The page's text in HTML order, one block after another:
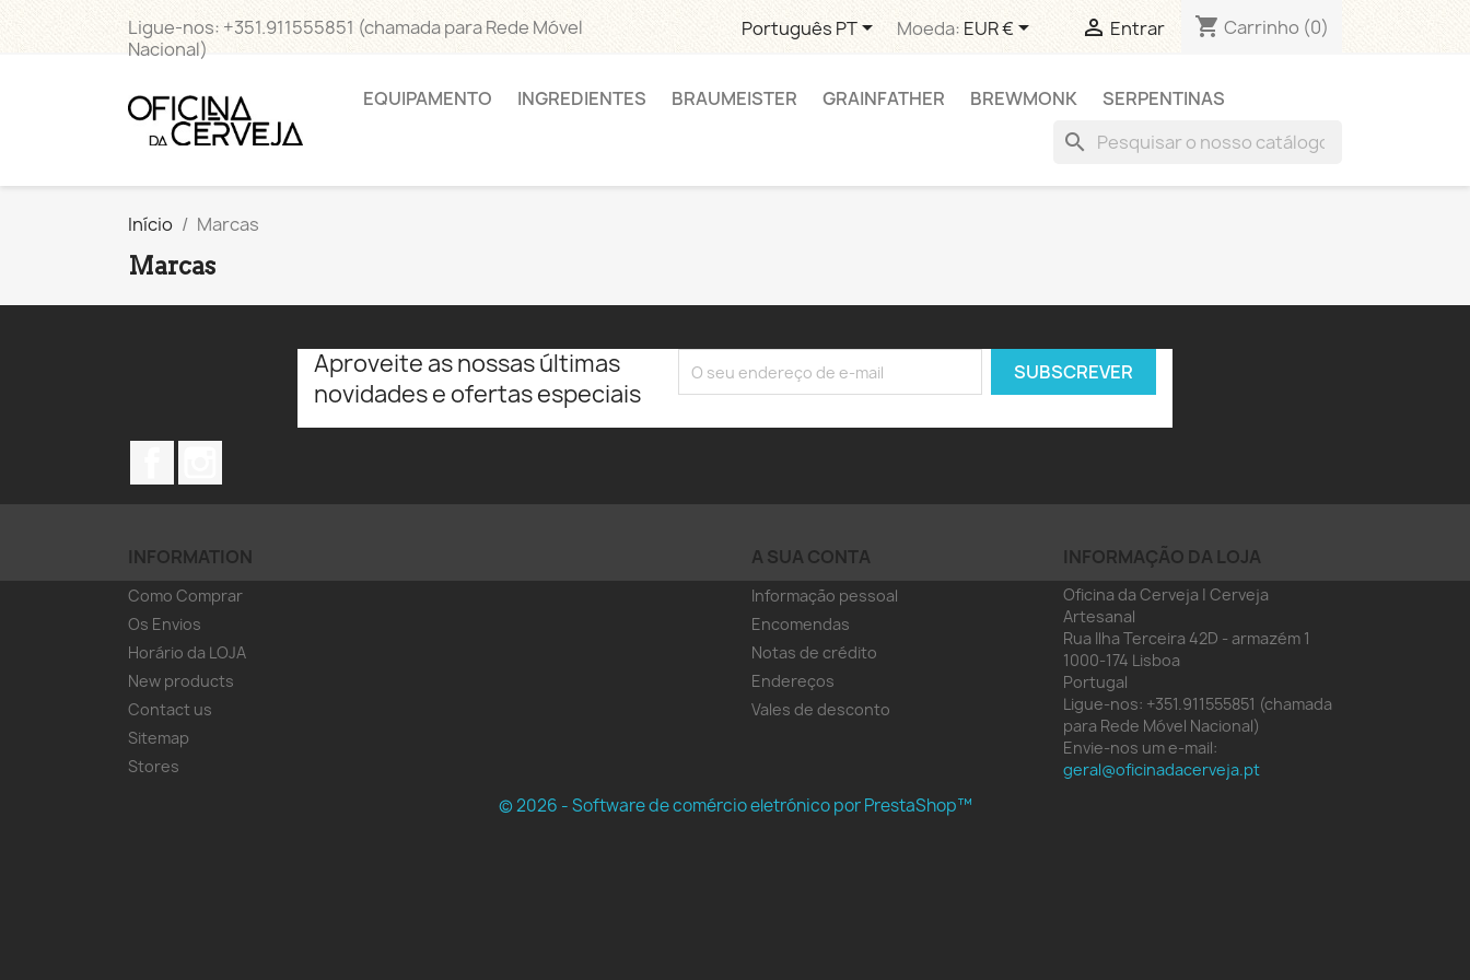
Ligue-nos: +351.911555851 (chamada para Rede Móvel
Nacional)
Português PT Moeda: EUR €  Entrar shopping_cart Carrinho (0)
EQUIPAMENTO INGREDIENTES BRAUMEISTER GRAINFATHER BREWMONK SERPENTINAS
search
Início Marcas
Marcas
Aproveite as nossas últimas
novidades e ofertas especiais
INFORMATION
Como Comprar
Os Envios
Horário da LOJA
New products
Contact us
Sitemap
Stores
A SUA CONTA
Informação pessoal
Encomendas
Notas de crédito
Endereços
Vales de desconto
INFORMAÇÃO DA LOJA
Oficina da Cerveja | Cerveja
Artesanal
Rua Ilha Terceira 42D - armazém 1
1000-174 Lisboa
Portugal
Ligue-nos: +351.911555851 (chamada
para Rede Móvel Nacional)
Envie-nos um e-mail:
geral@oficinadacerveja.pt
© 2026 - Software de comércio eletrónico por PrestaShop™